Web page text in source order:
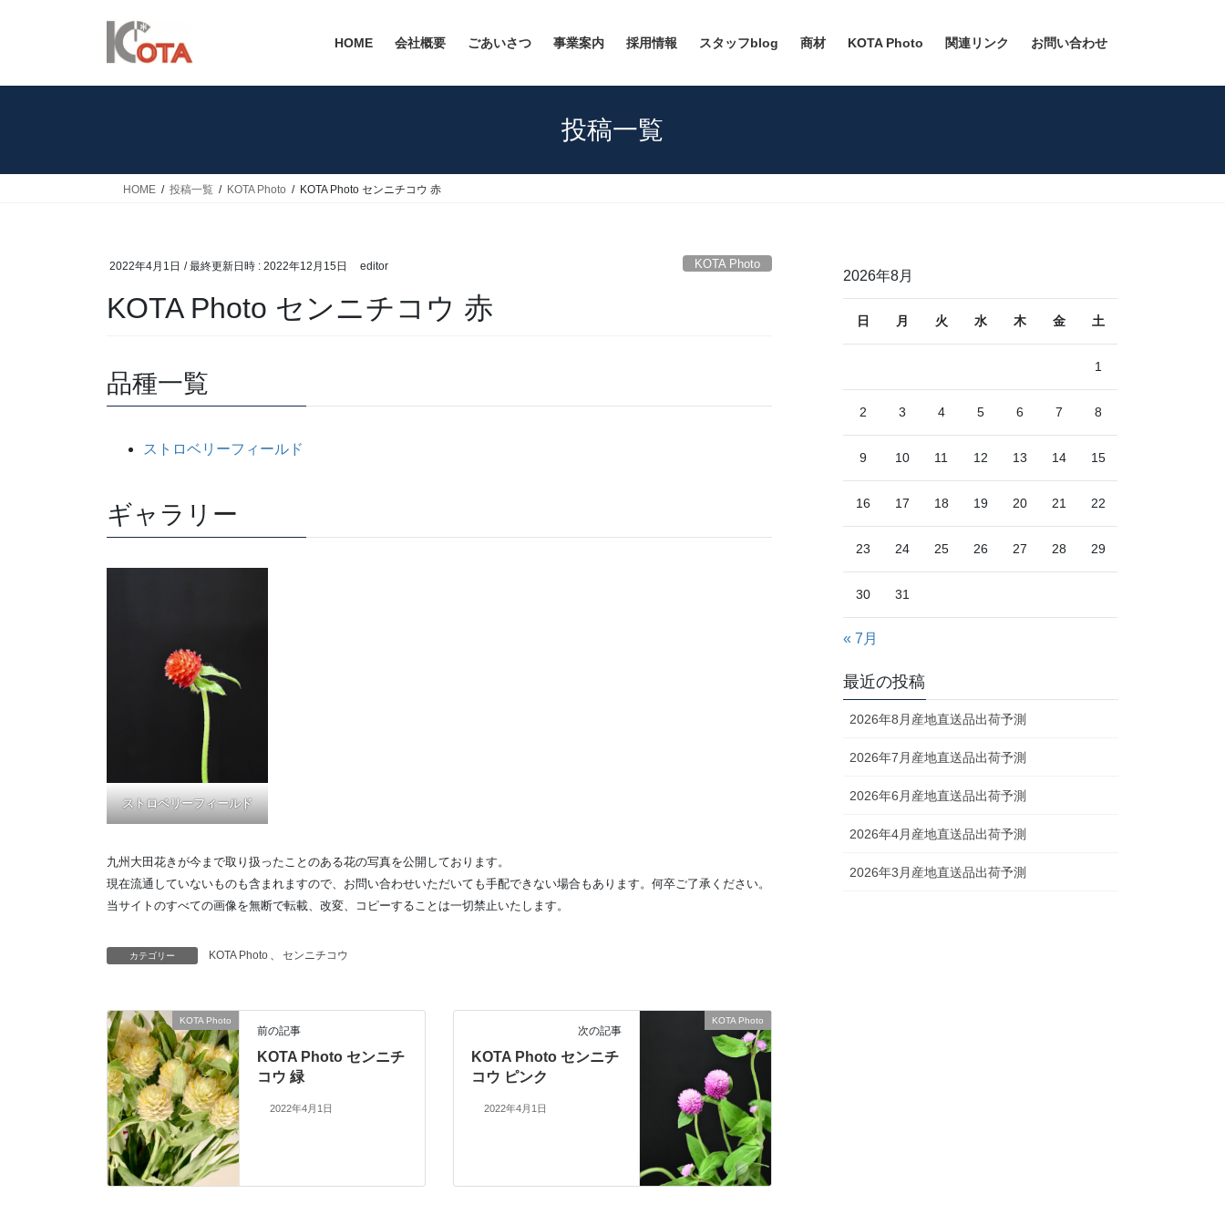
HOME 会社概要 ごあいさつ 事業案内 採用情報 スタッフblog 商材 KOTA Photo 関連リンク お問い合わせ
投稿一覧
HOME 投稿一覧 KOTA Photo KOTA Photo センニチコウ 赤
2022年4月1日 / 最終更新日時 : 2022年12月15日 editor KOTA Photo
KOTA Photo センニチコウ 赤
品種一覧
ストロベリーフィールド
ギャラリー
ストロベリーフィールド
九州大田花きが今まで取り扱ったことのある花の写真を公開しております。
現在流通していないものも含まれますので、お問い合わせいただいても手配できない場合もあります。何卒ご了承ください。
当サイトのすべての画像を無断で転載、改変、コピーすることは一切禁止いたします。
カテゴリー KOTA Photo センニチコウ
KOTA Photo
前の記事
KOTA Photo センニチ
コウ 緑
2022年4月1日
KOTA Photo
次の記事
KOTA Photo センニチ
コウ ピンク
2022年4月1日
2026年8月
日 月 火 水 木 金 土
1
2 3 4 5 6 7 8
9 10 11 12 13 14 15
16 17 18 19 20 21 22
23 24 25 26 27 28 29
30 31
« 7月
最近の投稿
2026年8月産地直送品出荷予測
2026年7月産地直送品出荷予測
2026年6月産地直送品出荷予測
2026年4月産地直送品出荷予測
2026年3月産地直送品出荷予測